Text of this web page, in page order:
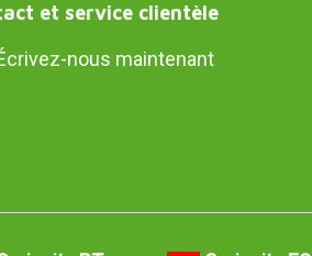
et service clientèle
nous maintenant